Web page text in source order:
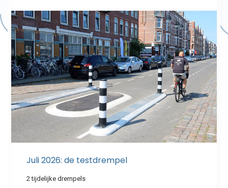
Juli 2026: de testdrempel
2 tijdelijke drempels